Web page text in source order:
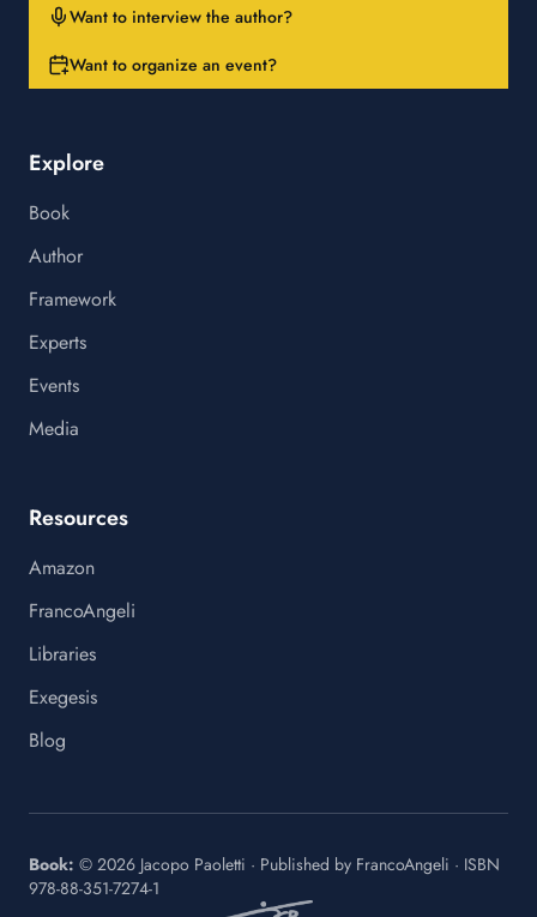
Want to interview the author?
Want to organize an event?
Explore
Book
Author
Framework
Experts
Events
Media
Resources
Amazon
FrancoAngeli
Libraries
Exegesis
Blog
Book: © 2026 Jacopo Paoletti · Published by FrancoAngeli · ISBN
978-88-351-7274-1